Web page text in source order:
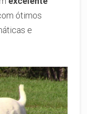
ótimos
e